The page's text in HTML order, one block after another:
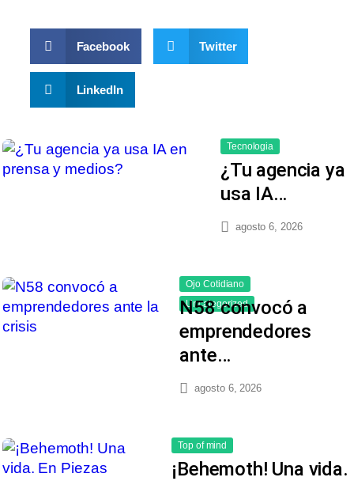
Facebook Twitter
LinkedIn
Tecnologia
¿Tu agencia ya
usa IA…
agosto 6, 2026
Ojo Cotidiano
Uncategorized
N58 convocó a
emprendedores
ante…
agosto 6, 2026
Top of mind
¡Behemoth! Una vida.